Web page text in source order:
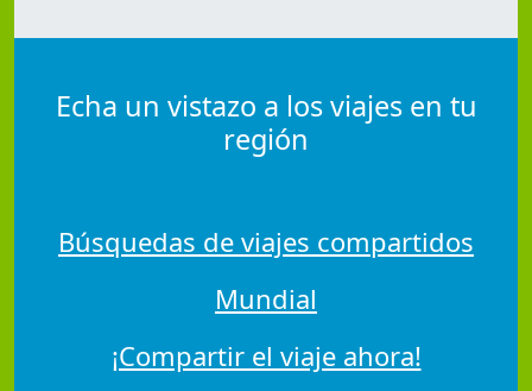
Echa un vistazo a los viajes en tu
región
Búsquedas de viajes compartidos
Mundial
¡Compartir el viaje ahora!